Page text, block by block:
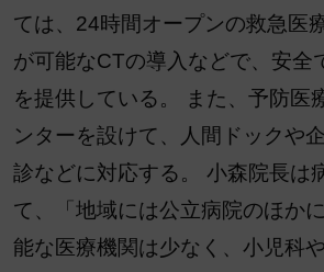
ては、24時間オープンの救急医
が可能なCTの導入などで、安全
を提供している。 また、予防医
ンターを設けて、人間ドックや
診などに対応する。 小森院長は
て、「地域には公立病院のほか
能な医療機関は少なく、小児科